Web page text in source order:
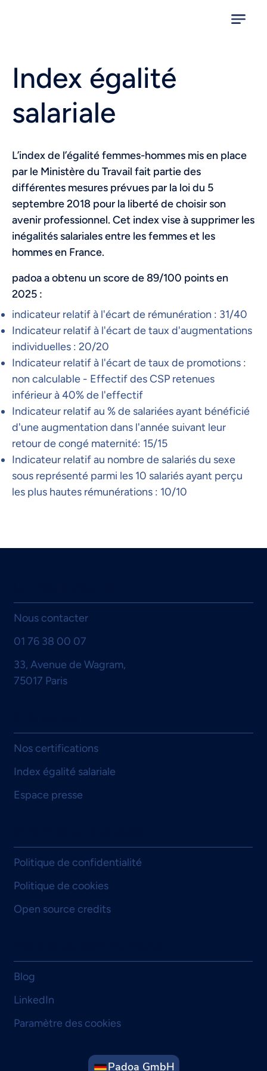
Index égalité
salariale
L’index de l’égalité femmes-hommes mis en place
par le Ministère du Travail fait partie des
différentes mesures prévues par la loi du 5
septembre 2018 pour la liberté de choisir son
avenir professionnel. Cet index vise à supprimer les
inégalités salariales entre les femmes et les
hommes en France.
padoa a obtenu un score de 89/100 points en
2025 :
indicateur relatif à l'écart de rémunération : 31/40
Indicateur relatif à l'écart de taux d'augmentations
individuelles : 20/20
Indicateur relatif à l'écart de taux de promotions :
non calculable - Effectif des CSP retenues
inférieur à 40% de l'effectif
Indicateur relatif au % de salariées ayant bénéficié
d'une augmentation dans l'année suivant leur
retour de congé maternité: 15/15
Indicateur relatif au nombre de salariés du sexe
sous représenté parmi les 10 salariés ayant perçu
les plus hautes rémunérations : 10/10
Nous contacter
01 76 38 00 07
33, Avenue de Wagram,
75017 Paris
Nos certifications
Index égalité salariale
Espace presse
Politique de confidentialité
Politique de cookies
Open source credits
Blog
LinkedIn
Paramètre des cookies
Padoa GmbH